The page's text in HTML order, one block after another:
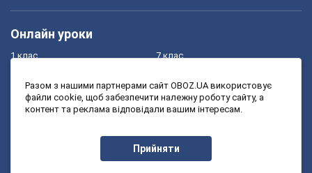
Онлайн уроки
1 клас
3 клас
7 клас
9 клас
Разом з нашими партнерами сайт OBOZ.UA використовує
файли cookie, щоб забезпечити належну роботу сайту, а
контент та реклама відповідали вашим інтересам.
Прийняти